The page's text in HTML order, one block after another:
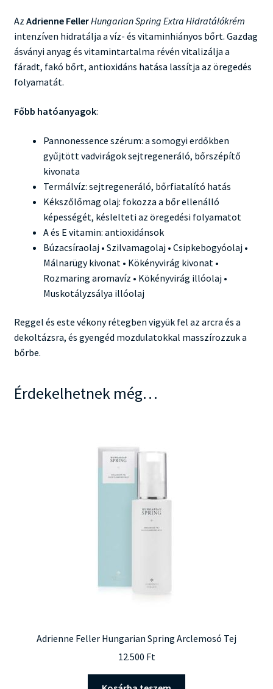
Az Adrienne FellerHungarian Spring Extra Hidratálókrém
intenzíven hidratálja a víz- és vitaminhiányos bőrt. Gazdag
ásványi anyag és vitamintartalma révén vitalizálja a
fáradt, fakó bőrt, antioxidáns hatása lassítja az öregedés
folyamatát.
Főbb hatóanyagok:
Pannonessence szérum: a somogyi erdőkben
gyűjtött vadvirágok sejtregeneráló, bőrszépítő
kivonata
Termálvíz: sejtregeneráló, bőrfiatalító hatás
Kékszőlőmag olaj: fokozza a bőr ellenálló
képességét, késlelteti az öregedési folyamatot
A és E vitamin: antioxidánsok
Búzacsíraolaj • Szilvamagolaj • Csipkebogyóolaj •
Málnarügy kivonat • Kökényvirág kivonat •
Rozmaring aromavíz • Kökényvirág illóolaj •
Muskotályzsálya illóolaj
Reggel és este vékony rétegben vigyük fel az arcra és a
dekoltázsra, és gyengéd mozdulatokkal masszírozzuk a
bőrbe.
Érdekelhetnek még…
Adrienne Feller Hungarian Spring Arclemosó Tej
12.500 Ft